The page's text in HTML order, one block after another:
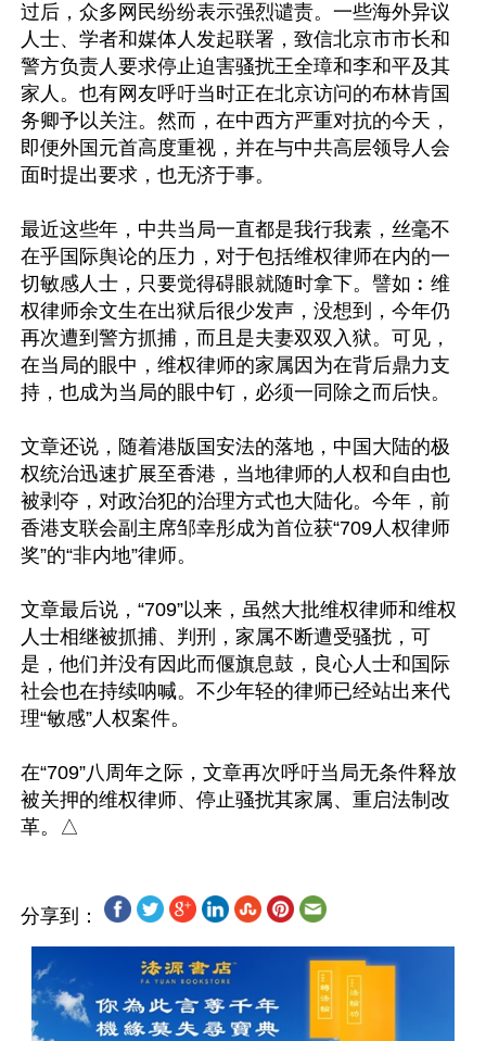
过后，众多网民纷纷表示强烈谴责。一些海外异议
人士、学者和媒体人发起联署，致信北京市市长和
警方负责人要求停止迫害骚扰王全璋和李和平及其
家人。也有网友呼吁当时正在北京访问的布林肯国
务卿予以关注。然而，在中西方严重对抗的今天，
即便外国元首高度重视，并在与中共高层领导人会
面时提出要求，也无济于事。
最近这些年，中共当局一直都是我行我素，丝毫不
在乎国际舆论的压力，对于包括维权律师在内的一
切敏感人士，只要觉得碍眼就随时拿下。譬如︰维
权律师余文生在出狱后很少发声，没想到，今年仍
再次遭到警方抓捕，而且是夫妻双双入狱。可见，
在当局的眼中，维权律师的家属因为在背后鼎力支
持，也成为当局的眼中钉，必须一同除之而后快。
文章还说，随着港版国安法的落地，中国大陆的极
权统治迅速扩展至香港，当地律师的人权和自由也
被剥夺，对政治犯的治理方式也大陆化。今年，前
香港支联会副主席邹幸彤成为首位获“709人权律师
奖”的“非内地”律师。
文章最后说，“709”以来，虽然大批维权律师和维权
人士相继被抓捕、判刑，家属不断遭受骚扰，可
是，他们并没有因此而偃旗息鼓，良心人士和国际
社会也在持续呐喊。不少年轻的律师已经站出来代
理“敏感”人权案件。
在“709”八周年之际，文章再次呼吁当局无条件释放
被关押的维权律师、停止骚扰其家属、重启法制改
分享到：